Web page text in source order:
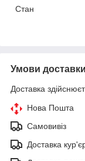
Стан
Умови доставки
Доставка
Нова Пошта
Самовивіз
Доставка